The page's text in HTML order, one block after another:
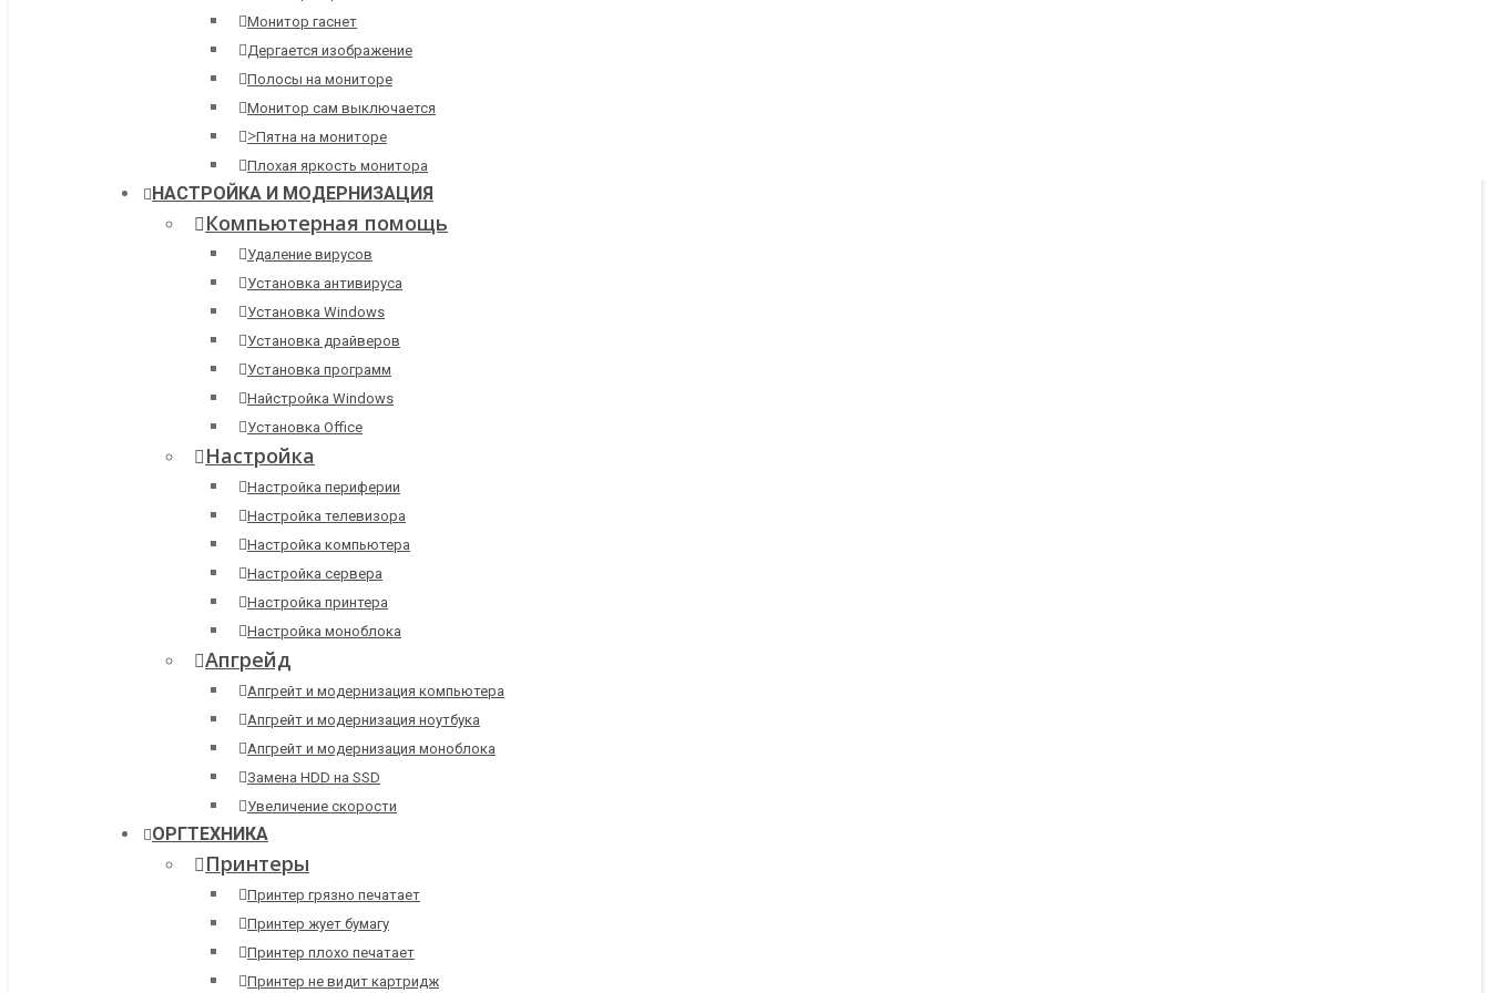
Монитор гаснет
Дергается изображение
Полосы на мониторе
Монитор сам выключается
>Пятна на мониторе
Плохая яркость монитора
НАСТРОЙКА И МОДЕРНИЗАЦИЯ
Компьютерная помощь
Удаление вирусов
Установка антивируса
Установка Windows
Установка драйверов
Установка программ
Найстройка Windows
Установка Office
Настройка
Настройка периферии
Настройка телевизора
Настройка компьютера
Настройка сервера
Настройка принтера
Настройка моноблока
Апгрейд
Апгрейт и модернизация компьютера
Апгрейт и модернизация ноутбука
Апгрейт и модернизация моноблока
Замена HDD на SSD
Увеличение скорости
ОРГТЕХНИКА
Принтеры
Принтер грязно печатает
Принтер жует бумагу
Принтер плохо печатает
Принтер не видит картридж